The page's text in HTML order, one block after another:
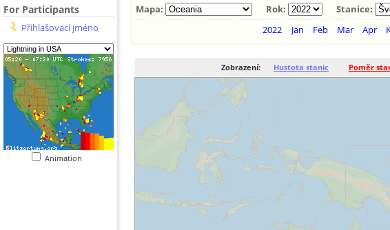
For Participants
Přihlašovací jméno
Animation
Mapa: Rok:
Stanice:
2022
Jan Feb Mar Apr
Zobrazení: Hustota stanic Poměr